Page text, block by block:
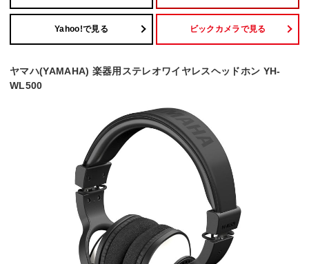
Yahoo!で見る ビックカメラで見る
ヤマハ(YAMAHA) 楽器用ステレオワイヤレスヘッドホン YH-
WL500